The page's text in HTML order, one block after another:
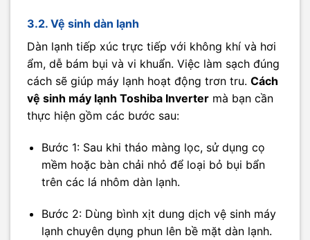
3.2. Vệ sinh dàn lạnh
Dàn lạnh tiếp xúc trực tiếp với không khí và hơi
ẩm, dễ bám bụi và vi khuẩn. Việc làm sạch đúng
cách sẽ giúp máy lạnh hoạt động trơn tru. Cách
vệ sinh máy lạnh Toshiba Inverter mà bạn cần
thực hiện gồm các bước sau:
Bước 1: Sau khi tháo màng lọc, sử dụng cọ
mềm hoặc bàn chải nhỏ để loại bỏ bụi bẩn
trên các lá nhôm dàn lạnh.
Bước 2: Dùng bình xịt dung dịch vệ sinh máy
lạnh chuyên dụng phun lên bề mặt dàn lạnh.